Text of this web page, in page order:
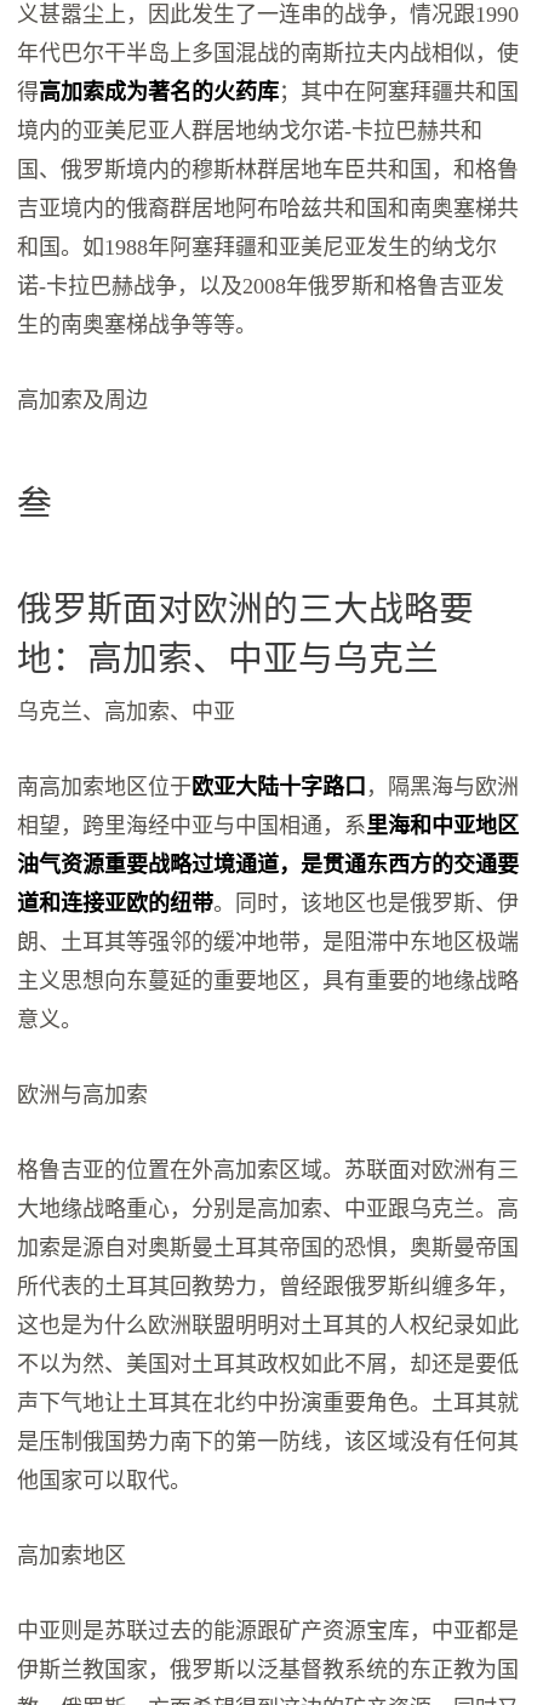
义甚嚣尘上，因此发生了一连串的战争，情况跟1990
年代巴尔干半岛上多国混战的南斯拉夫内战相似，使
得高加索成为著名的火药库；其中在阿塞拜疆共和国
境内的亚美尼亚人群居地纳戈尔诺-卡拉巴赫共和
国、俄罗斯境内的穆斯林群居地车臣共和国，和格鲁
吉亚境内的俄裔群居地阿布哈兹共和国和南奥塞梯共
和国。如1988年阿塞拜疆和亚美尼亚发生的纳戈尔
诺-卡拉巴赫战争，以及2008年俄罗斯和格鲁吉亚发
生的南奥塞梯战争等等。
高加索及周边
叁
俄罗斯面对欧洲的三大战略要
地：高加索、中亚与乌克兰
乌克兰、高加索、中亚
南高加索地区位于 欧亚大陆十字路口 ，隔黑海与欧洲
相望，跨里海经中亚与中国相通，系里海和中亚地区
油气资源重要战略过境通道，是贯通东西方的交通要
道和连接亚欧的纽带。同时，该地区也是俄罗斯、伊
朗、土耳其等强邻的缓冲地带，是阻滞中东地区极端
主义思想向东蔓延的重要地区，具有重要的地缘战略
意义。
欧洲与高加索
格鲁吉亚的位置在外高加索区域。苏联面对欧洲有三
大地缘战略重心，分别是高加索、中亚跟乌克兰。高
加索是源自对奥斯曼土耳其帝国的恐惧，奥斯曼帝国
所代表的土耳其回教势力，曾经跟俄罗斯纠缠多年，
这也是为什么欧洲联盟明明对土耳其的人权纪录如此
不以为然、美国对土耳其政权如此不屑，却还是要低
声下气地让土耳其在北约中扮演重要角色。土耳其就
是压制俄国势力南下的第一防线，该区域没有任何其
他国家可以取代。
高加索地区
中亚则是苏联过去的能源跟矿产资源宝库，中亚都是
伊斯兰教国家，俄罗斯以泛基督教系统的东正教为国